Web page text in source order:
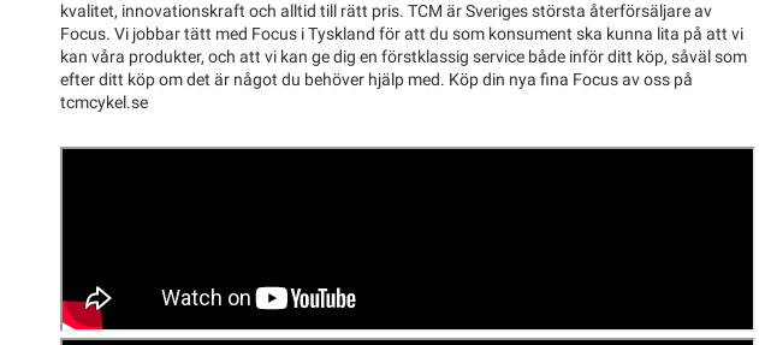
kvalitet, innovationskraft och alltid till rätt pris. TCM är Sveriges största återförsäljare av
Focus. Vi jobbar tätt med Focus i Tyskland för att du som konsument ska kunna lita på att vi
kan våra produkter, och att vi kan ge dig en förstklassig service både inför ditt köp, såväl som
efter ditt köp om det är något du behöver hjälp med. Köp din nya fina Focus av oss på
tcmcykel.se